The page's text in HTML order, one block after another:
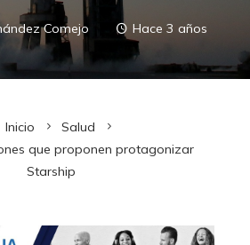
Comejo Hace 3 años
Inicio
Salud
que proponen protagonizar
Starship